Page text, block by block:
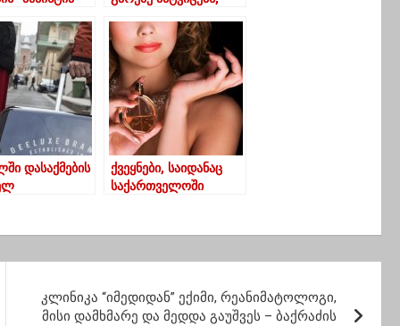
ხართ
დასაქმების
ქვეყნები, საიდანაც
საქართველოში
კლინიკა “იმედიდან” ექიმი, რეანიმატოლოგი,
მისი დამხმარე და მედდა გაუშვეს – ბაქრაძის